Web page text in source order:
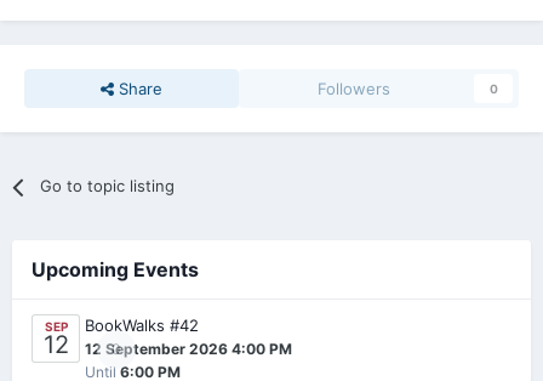
Share Followers 0
Go to topic listing
Upcoming Events
SEP
12 0
BookWalks #42
12 September 2026 4:00 PM
Until 6:00 PM